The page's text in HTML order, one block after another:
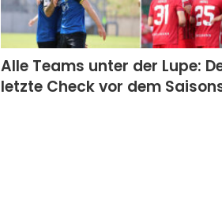
Alle Teams unter der Lupe:
letzte Check vor dem